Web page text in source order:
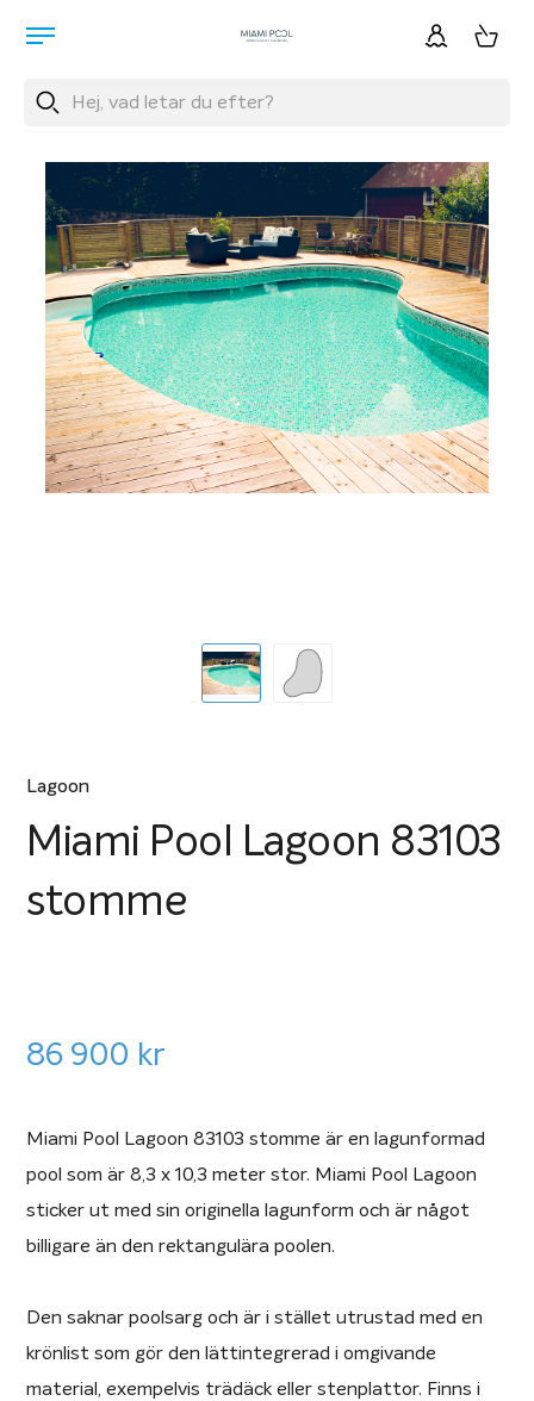
Lagoon
Miami Pool Lagoon 83103
stomme
86 900 kr
Miami Pool Lagoon 83103 stomme är en lagunformad
pool som är 8,3 x 10,3 meter stor. Miami Pool Lagoon
sticker ut med sin originella lagunform och är något
billigare än den rektangulära poolen.
Den saknar poolsarg och är i stället utrustad med en
krönlist som gör den lättintegrerad i omgivande
material, exempelvis trädäck eller stenplattor. Finns i